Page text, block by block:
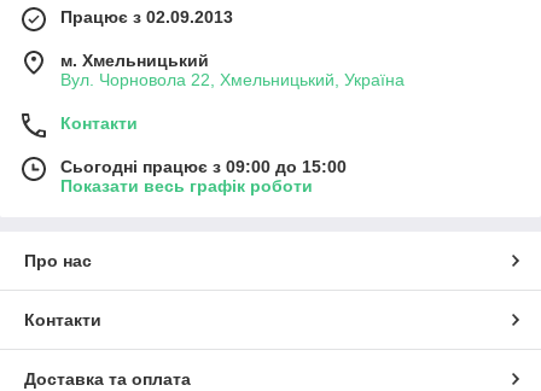
Працює з 02.09.2013
м. Хмельницький
Вул. Чорновола 22, Хмельницький, Україна
Контакти
Сьогодні працює з 09:00 до 15:00
Показати весь графік роботи
Про нас
Контакти
Доставка та оплата